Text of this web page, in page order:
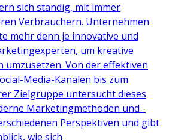
sich ständig, mit immer
Verbrauchern. Unternehmen
mehr denn je innovative und
um kreative
umzusetzen. Von der effektiven
Media-Kanälen bis zum
Zielgruppe untersucht dieses
Marketingmethoden und -
Perspektiven und gibt
wie sich